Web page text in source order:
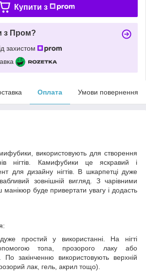
Купити з
з Пром?
захистом
Оплата Умови повернення
використовують для створення
нігтів. Камифубики це яскравий і
для дизайну нігтів. В шкарпетці дуже
зовнішній вигляд. З чарівними
буде привертати увагу і додасть
простий у використанні. На нігті
топа, прозорого лаку або
По закінченню використовують верхній
лак, гель, акрил тощо).